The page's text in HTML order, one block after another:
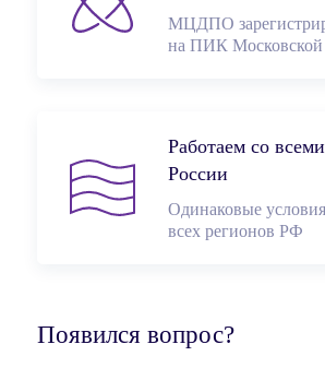
МЦДПО
на ПИК Московской
Работаем со
России
Одинаковые
всех регионов РФ
Появился вопрос?